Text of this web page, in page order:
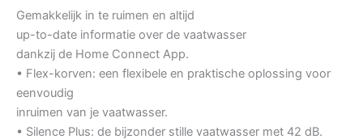
Gemakkelijk in te ruimen en altijd
up-to-date informatie over de vaatwasser
dankzij de Home Connect App.
• Flex-korven: een flexibele en praktische oplossing voor
eenvoudig
inruimen van je vaatwasser.
• Silence Plus: de bijzonder stille vaatwasser met 42 dB.